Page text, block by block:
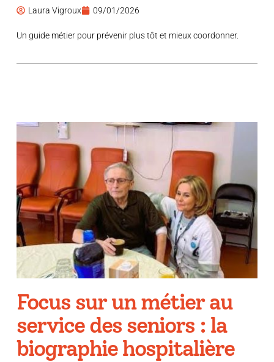
Laura Vigroux 09/01/2026
Un guide métier pour prévenir plus tôt et mieux coordonner.
Focus sur un métier au
service des seniors : la
biographie hospitalière